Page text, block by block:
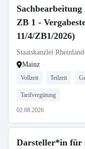
ZB 1 -
11/4/ZB1/2026)
Staatskanzlei
Mainz
Vollzeit Teilzeit
Tarifvergütung
02.08.2026
Darsteller*in für